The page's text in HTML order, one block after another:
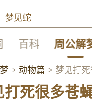
百科 周公解
动物篇 梦见打
打死很多苍